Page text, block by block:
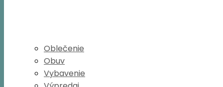
Oblečenie
Obuv
Vybavenie